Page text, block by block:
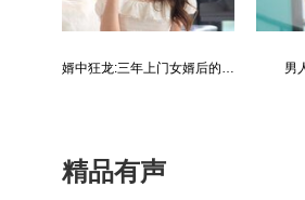
唐朝败家子:他深知繁荣背后的危机
精品有声